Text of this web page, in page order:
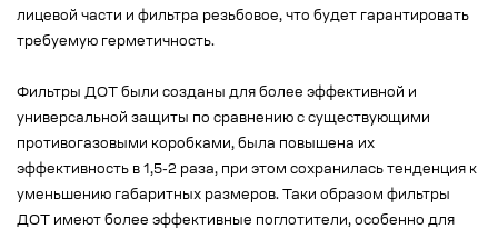
лицевой части и фильтра резьбовое, что будет гарантировать
требуемую герметичность.
Фильтры ДОТ были созданы для более эффективной и
универсальной защиты по сравнению с существующими
противогазовыми коробками, была повышена их
эффективность в 1,5-2 раза, при этом сохранилась тенденция к
уменьшению габаритных размеров. Таки образом фильтры
ДОТ имеют более эффективные поглотители, особенно для